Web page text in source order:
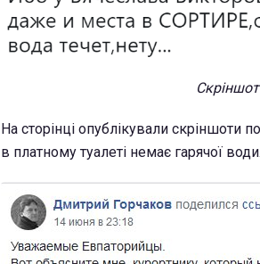
На сторінці опублікували скріншоти
в платному туалеті немає гарячої води.